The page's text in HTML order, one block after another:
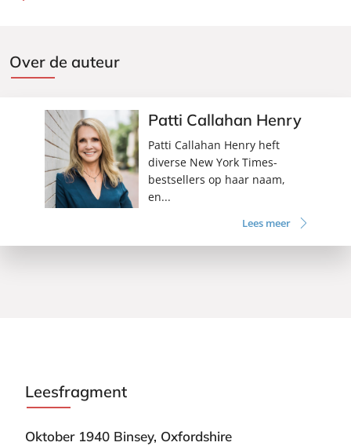
Over de auteur
Patti Callahan Henry
Patti Callahan Henry heft
diverse New York Times-
bestsellers op haar naam,
en...
Lees meer
Leesfragment
Oktober 1940 Binsey, Oxfordshire